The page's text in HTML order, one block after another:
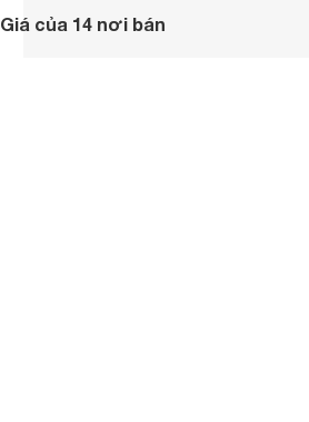
Giá của 14 nơi bán